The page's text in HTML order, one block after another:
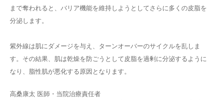
まで奪われると、バリア機能を維持しようとしてさらに多くの皮脂を
分泌します。
紫外線は肌にダメージを与え、ターンオーバーのサイクルを乱しま
す。その結果、肌は乾燥を防ごうとして皮脂を過剰に分泌するように
なり、脂性肌が悪化する原因となります。
高桑康太 医師・当院治療責任者